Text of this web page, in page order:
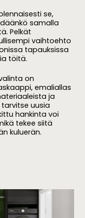
se,
samalla
Pelkät
vaihtoehto
tapauksissa
töitä.
on
emaliallas
ja
uusia
hankinta voi
tekee siitä
kuluerän.